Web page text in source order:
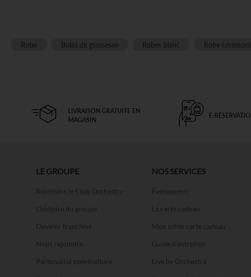
Robe Bolas de grossesse Robes blanc Robe
LIVRAISON GRATUITE EN
MAGASIN
E-
LE GROUPE
Rejoindre le Club Orchestra
L'histoire du groupe
Devenir franchisé
Nous rejoindre
Partenariat puériculture
NOS SERVICES
Évènements
La carte cadeau
Mon solde carte cadeau
Guide d'entretien
Live by Orchestra